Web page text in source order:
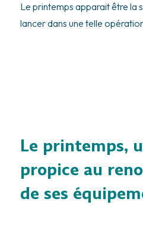
Le printemps apparait être la
lancer dans une telle
Le printemps,
propice au
de ses